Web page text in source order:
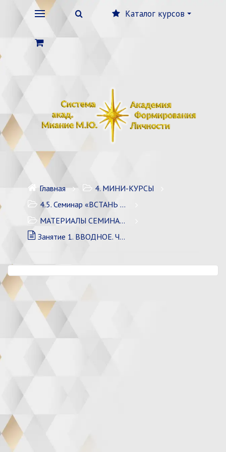
Каталог курсов
Главная
4. МИНИ-КУРСЫ
4.5. Семинар «ВСТАНЬ НА ПУТЬ ИЗМЕНЕНИЯ СЕБЯ» / 7 зан
МАТЕРИАЛЫ СЕМИНАРА
Занятие 1. ВВОДНОЕ. ЧАСТЬ 1